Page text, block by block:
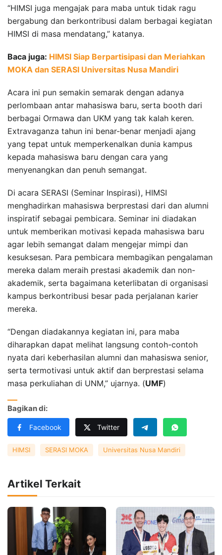
“HIMSI juga mengajak para maba untuk tidak ragu
bergabung dan berkontribusi dalam berbagai kegiatan
HIMSI di masa mendatang,” katanya.
Baca juga: HIMSI Siap Berpartisipasi dan Meriahkan
MOKA dan SERASI Universitas Nusa Mandiri
Acara ini pun semakin semarak dengan adanya
perlombaan antar mahasiswa baru, serta booth dari
berbagai Ormawa dan UKM yang tak kalah keren.
Extravaganza tahun ini benar-benar menjadi ajang
yang tepat untuk memperkenalkan dunia kampus
kepada mahasiswa baru dengan cara yang
menyenangkan dan penuh semangat.
Di acara SERASI (Seminar Inspirasi), HIMSI
menghadirkan mahasiswa berprestasi dari dan alumni
inspiratif sebagai pembicara. Seminar ini diadakan
untuk memberikan motivasi kepada mahasiswa baru
agar lebih semangat dalam mengejar mimpi dan
kesuksesan. Para pembicara membagikan pengalaman
mereka dalam meraih prestasi akademik dan non-
akademik, serta bagaimana keterlibatan di organisasi
kampus berkontribusi besar pada perjalanan karier
mereka.
“Dengan diadakannya kegiatan ini, para maba
diharapkan dapat melihat langsung contoh-contoh
nyata dari keberhasilan alumni dan mahasiswa senior,
serta termotivasi untuk aktif dan berprestasi selama
masa perkuliahan di UNM,” ujarnya. (UMF)
Bagikan di:
Facebook Twitter
HIMSI SERASI MOKA Universitas Nusa Mandiri
Artikel Terkait